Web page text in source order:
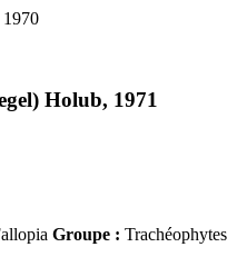
Holub, 1971
Groupe : Trachéophytes